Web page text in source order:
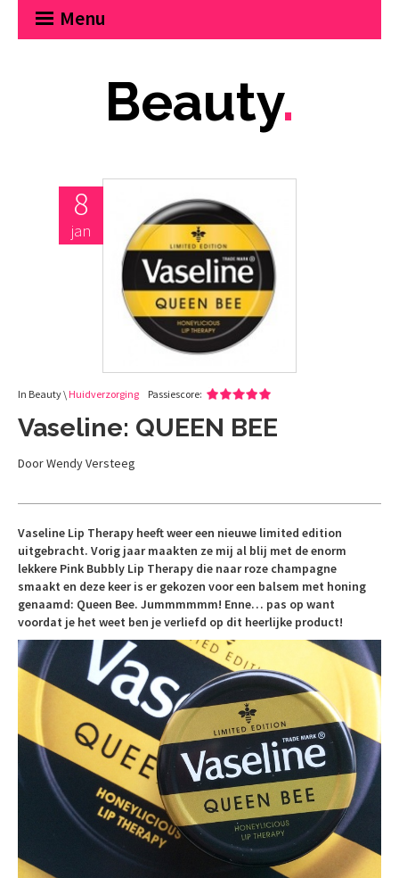
Menu
Beauty.
8
jan
In Beauty \ Huidverzorging Passiescore:
Vaseline: QUEEN BEE
Door Wendy Versteeg
Vaseline Lip Therapy heeft weer een nieuwe limited edition
uitgebracht. Vorig jaar maakten ze mij al blij met de enorm
lekkere Pink Bubbly Lip Therapy die naar roze champagne
smaakt en deze keer is er gekozen voor een balsem met honing
genaamd: Queen Bee. Jummmmmm! Enne… pas op want
voordat je het weet ben je verliefd op dit heerlijke product!